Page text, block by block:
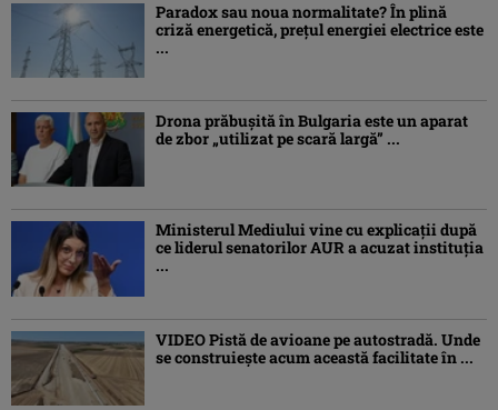
Paradox sau noua normalitate? În plină
criză energetică, prețul energiei electrice este
...
Drona prăbuşită în Bulgaria este un aparat
de zbor „utilizat pe scară largă” ...
Ministerul Mediului vine cu explicații după
ce liderul senatorilor AUR a acuzat instituția
...
VIDEO Pistă de avioane pe autostradă. Unde
se construiește acum această facilitate în ...